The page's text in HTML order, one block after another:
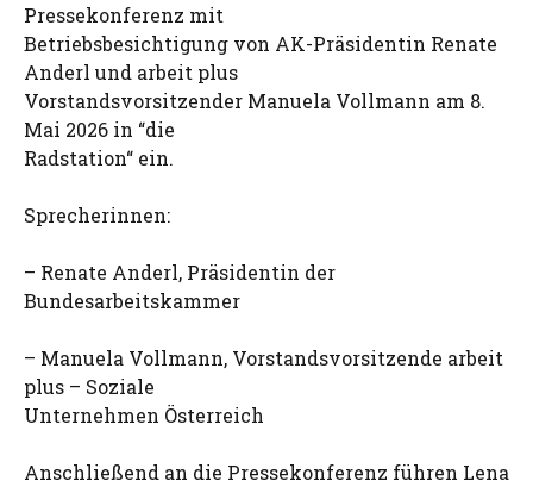
Pressekonferenz mit
Betriebsbesichtigung von AK-Präsidentin Renate
Anderl und arbeit plus
Vorstandsvorsitzender Manuela Vollmann am 8.
Mai 2026 in “die
Radstation“ ein.
Sprecherinnen:
– Renate Anderl, Präsidentin der
Bundesarbeitskammer
– Manuela Vollmann, Vorstandsvorsitzende arbeit
plus – Soziale
Unternehmen Österreich
Anschließend an die Pressekonferenz führen Lena